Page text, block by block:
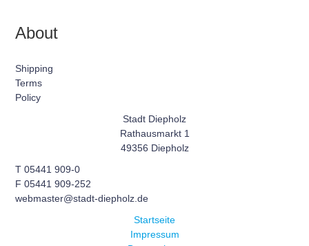
About
Shipping
Terms
Policy
Stadt Diepholz
Rathausmarkt 1
49356 Diepholz
T 05441 909-0
F 05441 909-252
webmaster@stadt-diepholz.de
Startseite
Impressum